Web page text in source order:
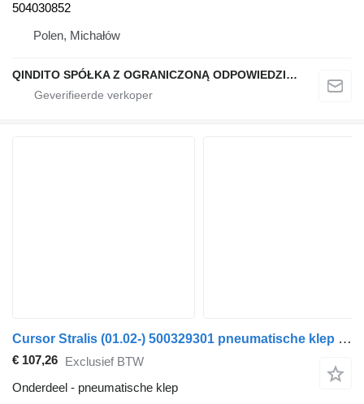
504030852
Polen, Michałów
QINDITO SPÓŁKA Z OGRANICZONĄ ODPOWIEDZIALNOŚCIĄ
Cursor Stralis (01.02-) 500329301 pneumatische klep voor IVECO Stralis, Trakker (2002-) trekker
€ 107,26 Exclusief BTW
Onderdeel - pneumatische klep